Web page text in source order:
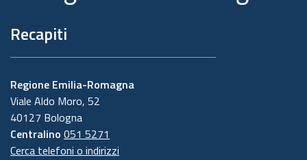
Recapiti
Regione Emilia-Romagna
Viale Aldo Moro, 52
40127 Bologna
Centralino 051 5271
Cerca telefoni o indirizzi